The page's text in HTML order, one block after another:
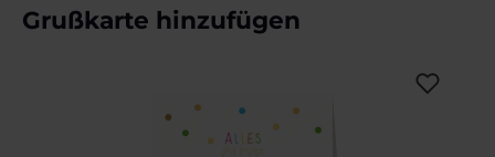
Produktgalerie überspringen
Grußkarte hinzufügen